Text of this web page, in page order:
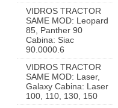
VIDROS TRACTOR
SAME MOD: Leopard
85, Panther 90
Cabina: Siac
90.0000.6
VIDROS TRACTOR
SAME MOD: Laser,
Galaxy Cabina: Laser
100, 110, 130, 150